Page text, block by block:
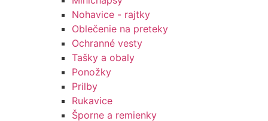
Nohavice - rajtky
Oblečenie na preteky
Ochranné vesty
Tašky a obaly
Ponožky
Prilby
Rukavice
Šporne a remienky